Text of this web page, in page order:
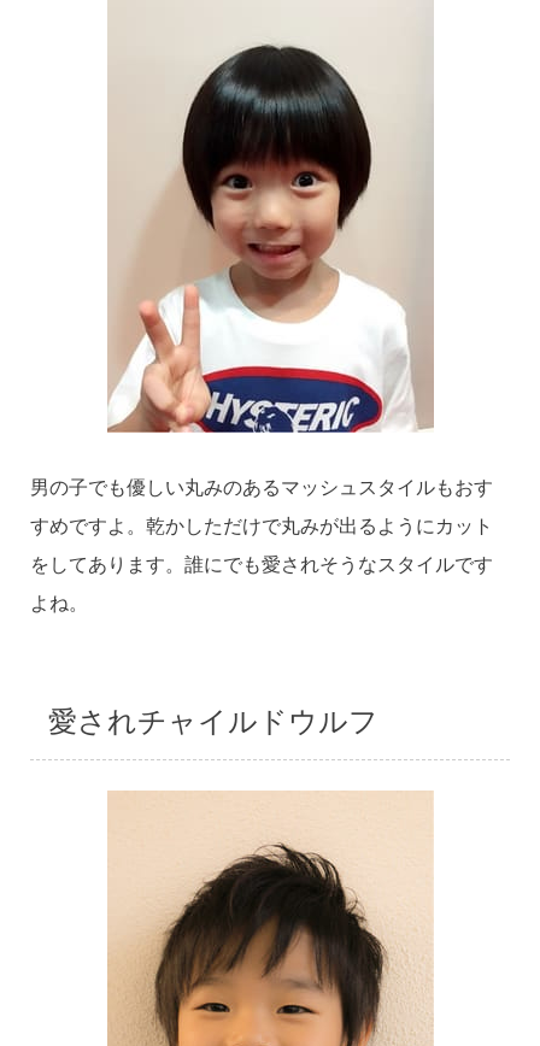
男の子でも優しい丸みのあるマッシュスタイルもおす
すめですよ。乾かしただけで丸みが出るようにカット
をしてあります。誰にでも愛されそうなスタイルです
よね。
愛されチャイルドウルフ